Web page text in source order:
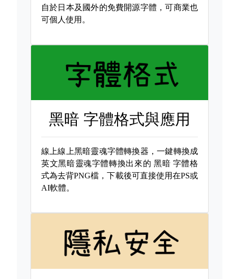
自於日本及國外的免費開源字體，可商業也
可個人使用。
黑暗 字體格式與應用
線上線上黑暗靈魂字體轉換器，一鍵轉換成
英文黑暗靈魂字體轉換出來的 黑暗 字體格
式為去背PNG檔，下載後可直接使用在PS或
AI軟體。